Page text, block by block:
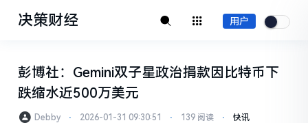
决策财经 用户
彭博社：Gemini双子星政治捐款因比特币下
跌缩水近500万美元
Debby ⋅ 2026-01-31 09:30:51 ⋅ 139 阅读 ⋅ 快讯